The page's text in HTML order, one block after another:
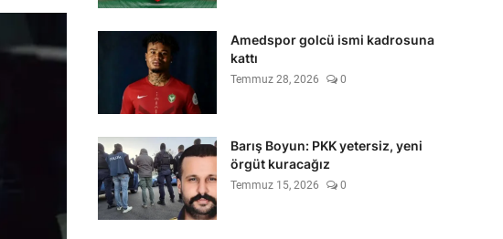
Amedspor golcü ismi kadrosuna
kattı
Temmuz 28, 2026 0
Barış Boyun: PKK yetersiz, yeni
örgüt kuracağız
Temmuz 15, 2026 0